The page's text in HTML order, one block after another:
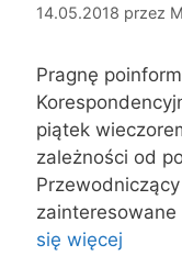
14.05.2018 przez
Pragnę
piątek
zależności od
się więcej